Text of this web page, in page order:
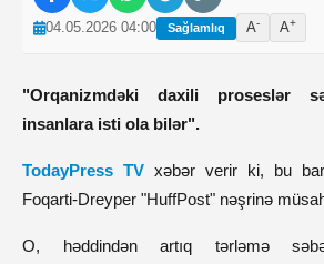
04.05.2026 04:00 Sağlamlıq A- A+
"Orqanizmdəki daxili proseslər
insanlara isti ola bilər".
TodayPress TV xəbər verir ki, bu
Foqarti-Dreyper "HuffPost" nəşrinə
O, həddindən artıq tərləmə